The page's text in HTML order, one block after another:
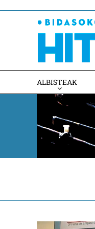
ALBISTEAK